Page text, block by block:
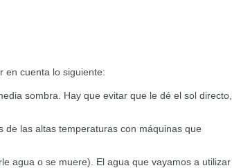
en cuenta lo siguiente:
sombra. Hay que evitar que le dé el sol directo,
de las altas temperaturas con máquinas que
agua o se muere). El agua que vayamos a utilizar